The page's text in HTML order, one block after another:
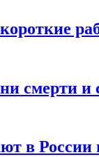
смерти
в России